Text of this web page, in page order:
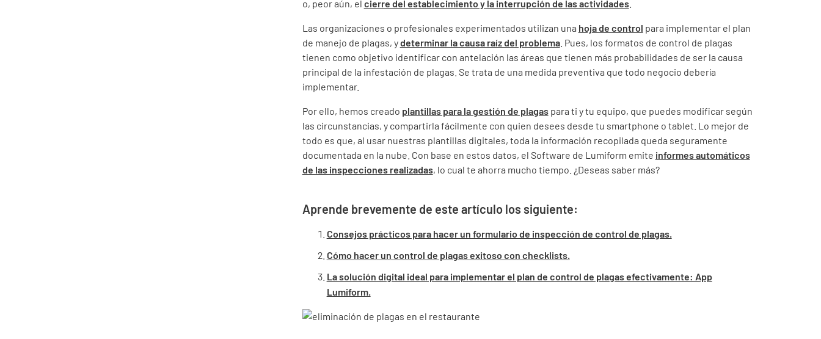
o, peor aún, el cierre del establecimiento y la interrupción de las actividades.
Las organizaciones o profesionales experimentados utilizan una hoja de control para implementar el plan
de manejo de plagas, ydeterminar la causa raíz del problema. Pues, los formatos de control de plagas
tienen como objetivo identificar con antelación las áreas que tienen más probabilidades de ser la causa
principal de la infestación de plagas. Se trata de una medida preventiva que todo negocio debería
implementar.
Por ello, hemos creado plantillas para la gestión de plagaspara ti y tu equipo, que puedes modificar según
las circunstancias, y compartirla fácilmente con quien desees desde tu smartphone o tablet. Lo mejor de
todo es que, al usar nuestras plantillas digitales, toda la información recopilada queda seguramente
documentada en la nube. Con base en estos datos, el Software de Lumiform emite informes automáticos
de las inspecciones realizadas, lo cual te ahorra mucho tiempo. ¿Deseas saber más?
Aprende brevemente de este artículo los siguiente:
Consejos prácticos para hacer un formulario de inspección de control de plagas.
Cómo hacer un control de plagas exitoso con checklists.
La solución digital ideal para implementar el plan de control de plagas efectivamente: App
Lumiform.